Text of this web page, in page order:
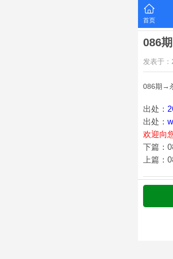
首页
086
发表于
086期→
出处：
出处：
欢迎向
下篇：
上篇：